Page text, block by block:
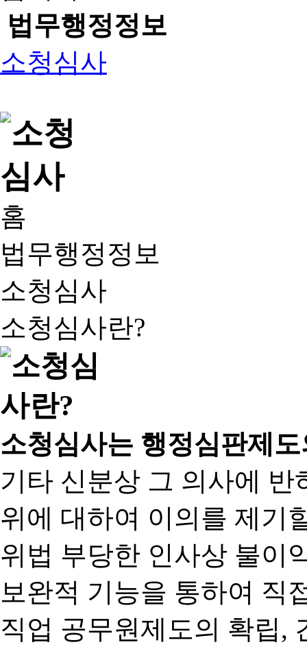
법무행정정보
소청심사
홈
법무행정정보
소청심사
소청심사란?
소청심사는 행정심판제
기타 신분상 그 의사에
위에 대하여 이의를 제기
위법 부당한 인사상 불이
보완적 기능을 통하여 직
직업 공무원제도의 확립,